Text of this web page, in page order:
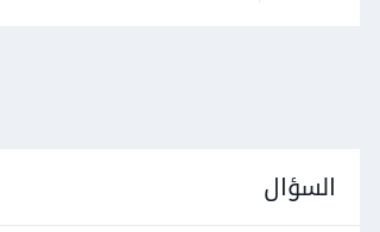
السؤال